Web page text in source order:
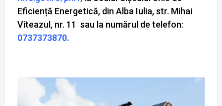
Eficiență Energetică, din Alba Iulia, str. Mihai
Viteazul, nr. 11 sau la numărul de telefon:
0737373870.